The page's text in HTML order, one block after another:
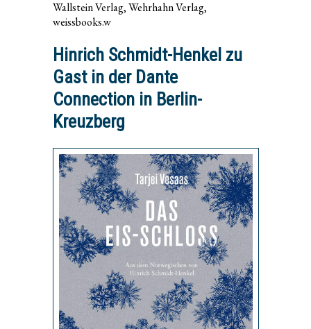
Wallstein Verlag, Wehrhahn Verlag,
weissbooks.w
Hinrich Schmidt-Henkel zu
Gast in der Dante
Connection in Berlin-
Kreuzberg